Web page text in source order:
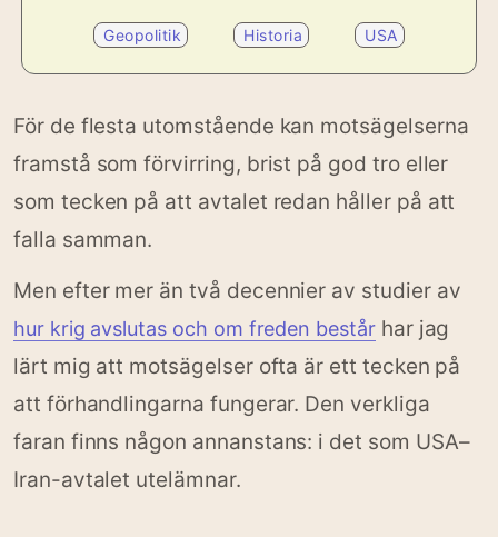
Geopolitik Historia USA
För de flesta utomstående kan motsägelserna
framstå som förvirring, brist på god tro eller
som tecken på att avtalet redan håller på att
falla samman.
Men efter mer än två decennier av studier av
hur krig avslutas och om freden bestårhar jag
lärt mig att motsägelser ofta är ett tecken på
att förhandlingarna fungerar. Den verkliga
faran finns någon annanstans: i det som USA–
Iran-avtalet utelämnar.